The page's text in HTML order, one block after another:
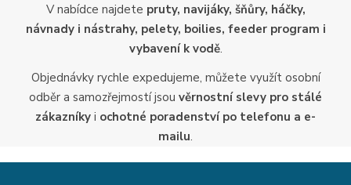
V nabídce najdete pruty, navijáky, šňůry, háčky,
návnady i nástrahy, pelety, boilies, feeder program i
vybavení k vodě.
Objednávky rychle expedujeme, můžete využít osobní
odběr a samozřejmostí jsou věrnostní slevy pro stálé
zákazníky i ochotné poradenství po telefonu a e-
mailu.